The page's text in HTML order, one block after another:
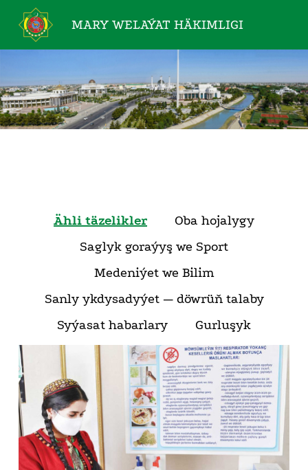
MARY WELAÝAT HÄKIMLIGI
Ähli täzelikler
Oba hojalygy
Saglyk goraýyş we Sport
Medeniýet we Bilim
Sanly ykdysadyýet — döwrüň talaby
Syýasat habarlary
Gurluşyk